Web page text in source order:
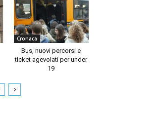
Cronaca
Bus, nuovi percorsi e
ticket agevolati per under
19